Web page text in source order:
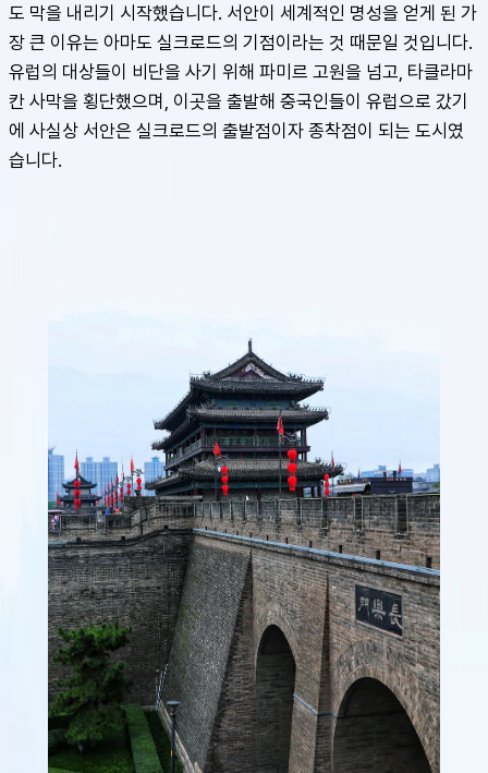
도 막을 내리기 시작했습니다. 서안이 세계적인 명성을 얻게 된 가
장 큰 이유는 아마도 실크로드의 기점이라는 것 때문일 것입니다.
유럽의 대상들이 비단을 사기 위해 파미르 고원을 넘고, 타클라마
칸 사막을 횡단했으며, 이곳을 출발해 중국인들이 유럽으로 갔기
에 사실상 서안은 실크로드의 출발점이자 종착점이 되는 도시였
습니다.